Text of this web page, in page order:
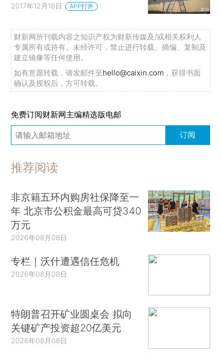
2017年12月18日 APP打开
财新网所刊载内容之知识产权为财新传媒及/或相关权利人
专属所有或持有。未经许可，禁止进行转载、摘编、复制及
建立镜像等任何使用。
如有意愿转载，请发邮件至hello@caixin.com ，获得书面
确认及授权后，方可转载。
免费订阅财新网主编精选版电邮
订阅
推荐阅读
非京籍五环内购房社保降至一
年 北京市公积金最高可贷340
万元
2026年08月08日
专栏｜沃什遭遇信任危机
2026年08月08日
特朗普召开矿业圆桌会 拟向
关键矿产投资超20亿美元
2026年08月08日